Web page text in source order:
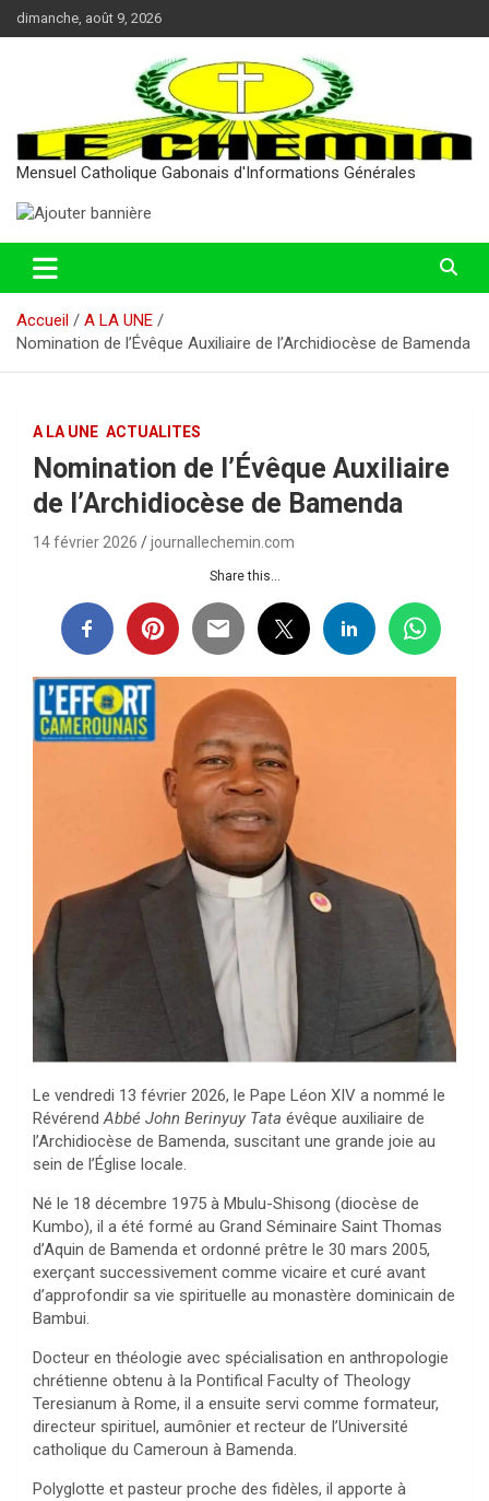
Aller
au
dimanche, août 9, 2026
Mensuel Catholique Gabonais d'Informations Générales
Accueil
A LA UNE
Nomination de l’Évêque Auxiliaire de l’Archidiocèse de Bamenda
A LA UNE ACTUALITES
Nomination de l’Évêque Auxiliaire
de l’Archidiocèse de Bamenda
14 février 2026 journallechemin.com
Share this...
Le vendredi 13 février 2026, le Pape Léon XIV a nommé le
RévérendAbbé John Berinyuy Tata évêque auxiliaire de
l’Archidiocèse de Bamenda, suscitant une grande joie au
sein de l’Église locale.
Né le 18 décembre 1975 à Mbulu-Shisong (diocèse de
Kumbo), il a été formé au Grand Séminaire Saint Thomas
d’Aquin de Bamenda et ordonné prêtre le 30 mars 2005,
exerçant successivement comme vicaire et curé avant
d’approfondir sa vie spirituelle au monastère dominicain de
Bambui.
Docteur en théologie avec spécialisation en anthropologie
chrétienne obtenu à la Pontifical Faculty of Theology
Teresianum à Rome, il a ensuite servi comme formateur,
directeur spirituel, aumônier et recteur de l’Université
catholique du Cameroun à Bamenda.
Polyglotte et pasteur proche des fidèles, il apporte à